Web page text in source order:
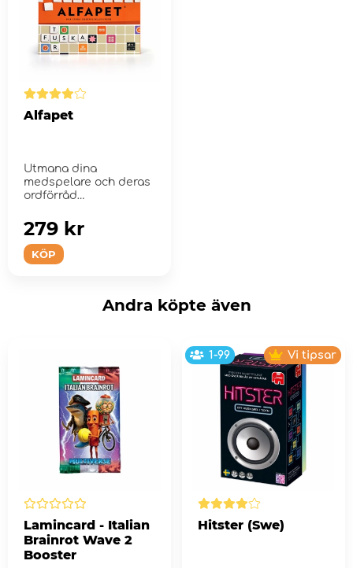
Alfapet
Utmana dina
medspelare och deras
ordförråd
KÖP
279 kr
Andra köpte även
Lamincard - Italian
Brainrot Wave 2
Booster
1-99 Vi tipsar
Hitster (Swe)